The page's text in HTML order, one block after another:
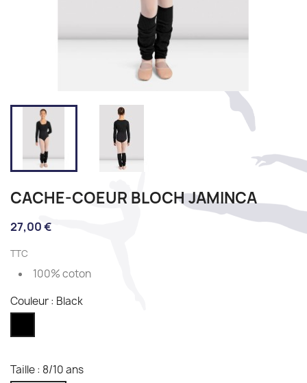
CACHE-COEUR BLOCH JAMINCA
27,00 €
TTC
100% coton
Couleur : Black
Taille : 8/10 ans